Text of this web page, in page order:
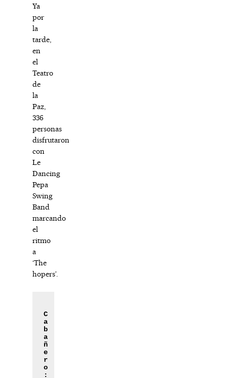
Ya
por
la
tarde,
en
el
Teatro
de
la
Paz,
336
personas
disfrutaron
con
Le
Dancing
Pepa
Swing
Band
marcando
el
ritmo
a
‘The
hopers’.
C
a
b
a
ñ
e
r
o
: